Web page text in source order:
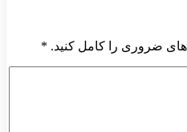
ضروری را کامل کنید. *